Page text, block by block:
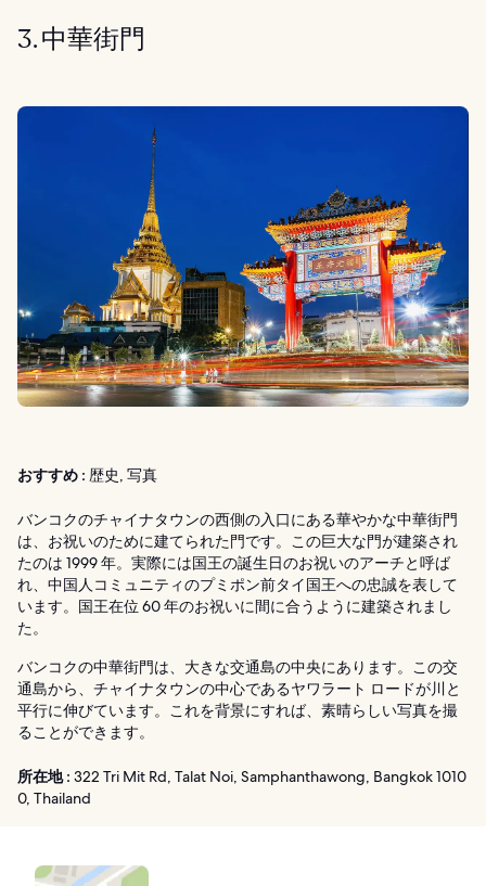
3. 中華街門
おすすめ : 歴史, 写真
バンコクのチャイナタウンの西側の入口にある華やかな中華街門
は、お祝いのために建てられた門です。この巨大な門が建築され
たのは 1999 年。実際には国王の誕生日のお祝いのアーチと呼ば
れ、中国人コミュニティのプミポン前タイ国王への忠誠を表して
います。国王在位 60 年のお祝いに間に合うように建築されまし
た。
バンコクの中華街門は、大きな交通島の中央にあります。この交
通島から、チャイナタウンの中心であるヤワラート ロードが川と
平行に伸びています。これを背景にすれば、素晴らしい写真を撮
ることができます。
所在地 : 322 Tri Mit Rd, Talat Noi, Samphanthawong, Bangkok 1010
0, Thailand